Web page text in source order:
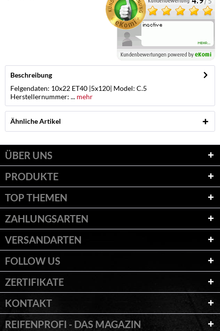
Beschreibung
Felgendaten: 10x22 ET40 |5x120| Model: C.5
Herstellernummer: ... mehr
Ähnliche Artikel
ÜBER UNS
PRODUKTE
TOP THEMEN
ZAHLUNGSARTEN
VERSANDARTEN
FOLLOW US
ZERTIFIKATE
KONTAKT
REIFENPROFI - DAS MAGAZIN